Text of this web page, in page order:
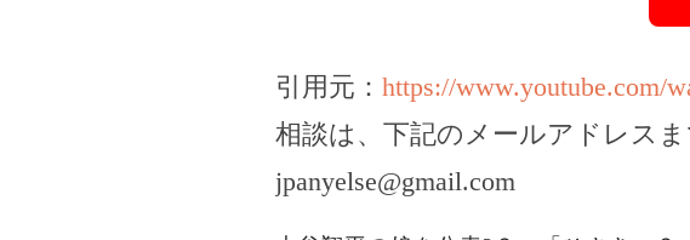
引用元： https://www.youtube.com/
相談は、下記のメールアドレス
jpanyelse@gmail.com